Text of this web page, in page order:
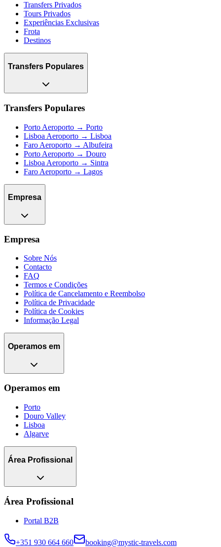
Transfers Privados
Tours Privados
Experiências Exclusivas
Frota
Destinos
Transfers Populares
Transfers Populares
Porto Aeroporto → Porto
Lisboa Aeroporto → Lisboa
Faro Aeroporto → Albufeira
Porto Aeroporto → Douro
Lisboa Aeroporto → Sintra
Faro Aeroporto → Lagos
Empresa
Empresa
Sobre Nós
Contacto
FAQ
Termos e Condições
Política de Cancelamento e Reembolso
Política de Privacidade
Política de Cookies
Informação Legal
Operamos em
Operamos em
Porto
Douro Valley
Lisboa
Algarve
Área Profissional
Área Profissional
Portal B2B
+351 930 664 660 booking@mystic-travels.com